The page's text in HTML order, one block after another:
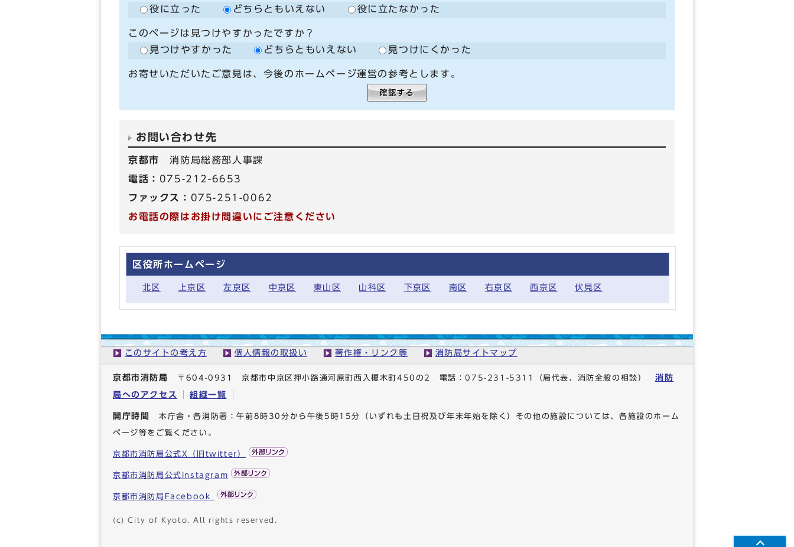
役に立った
どちらともいえない 役に立たなかった
このページは見つけやすかったですか？
見つけやすかった
どちらともいえない 見つけにくかった
お寄せいただいたご意見は、今後のホームページ運営の参考とします。
お問い合わせ先
京都市消防局総務部人事課
電話： 075-212-6653
ファックス： 075-251-0062
お電話の際はお掛け間違いにご注意ください
区役所ホームページ
北区 上京区 左京区 中京区 東山区 山科区 下京区 南区 右京区 西京区 伏見区
このサイトの考え方 個人情報の取扱い 著作権・リンク等 消防局サイトマップ
京都市消防局 〒604-0931 京都市中京区押小路通河原町西入榎木町450の2 電話：075-231-5311 （局代表、消防全般の相談）消防
局へのアクセス
組織一覧
開庁時間 本庁舎・各消防署：午前8時30分から午後5時15分（いずれも土日祝及び年末年始を除く）その他の施設については、各施設のホーム
ページ等をご覧ください。
京都市消防局公式X（旧twitter）
京都市消防局公式instagram
京都市消防局Facebook
(c) City of Kyoto. All rights reserved.